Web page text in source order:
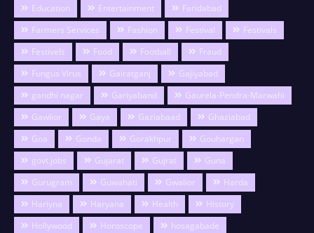
Education
Entertainment
Faridabad
Farmers Services
Fashion Festival
Festivals
Festivels
Food Football
Fraud
Fungus Virus
Gairatganj
Gajiyabad
gandhi nagar
Gariyaband
Gaurela-Pendra-Marwahi
Gawlior
Gaya Gaziabaad
Ghaziabad
Goa
Gonda Gorakhpur
Gouhargan
govt.jobs
Gujarat Gujrat
Guna
Gurugram
Guwahati Gwalior
Harda
Hariyna
Haryana Health
History
Hollywood
Horoscope
hosagabade